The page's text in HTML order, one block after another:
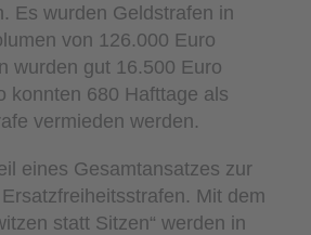
Es wurden Geldstrafen in
von 126.000 Euro
wurden gut 16.500 Euro
konnten 680 Hafttage als
vermieden werden.
eines Gesamtansatzes zur
Mit dem
statt Sitzen“ werden in